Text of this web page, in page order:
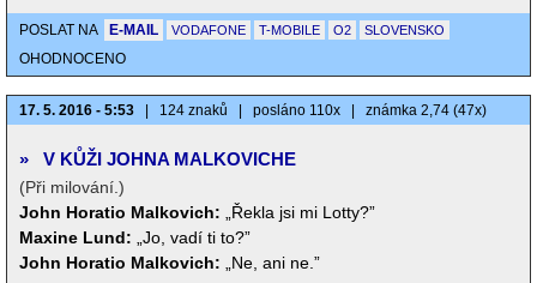
POSLAT NA E-MAIL VODAFONE T-MOBILE O2 SLOVENSKO
OHODNOCENO
17. 5. 2016 - 5:53 124 znaků posláno 110x známka 2,74 (47x)
» V KŮŽI JOHNA MALKOVICHE
(Při milování.)
John Horatio Malkovich:
„Řekla jsi mi Lotty?”
Maxine Lund:
„Jo, vadí ti to?”
John Horatio Malkovich:
„Ne, ani ne.”